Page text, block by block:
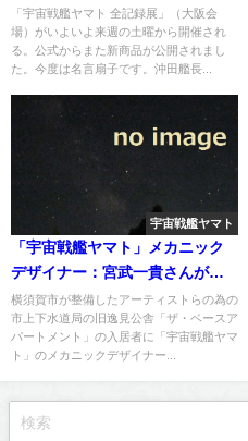
加公開
「宇宙戦艦ヤマト 全記録展」（大阪会
場）がいよいよ来週の土曜から開催され
る。公式からまた新商品が公開されまし
た。今度は名言扇子です。沖田艦長...
宇宙戦艦ヤマト
「宇宙戦艦ヤマト」メカニック
デザイナー：宮武一貴さんが横
須賀旧公舎に入居
横須賀市が整備したアーティストらの為の
市上下水道局の旧逸見公舎「ザ・ベースア
パートメント」の入居者に「宇宙戦艦ヤマ
ト」のメカニックデザイナー...